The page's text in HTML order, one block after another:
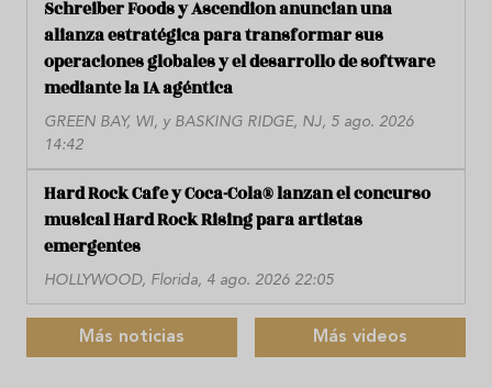
Schreiber Foods y Ascendion anuncian una
alianza estratégica para transformar sus
operaciones globales y el desarrollo de software
mediante la IA agéntica
GREEN BAY, WI, y BASKING RIDGE, NJ, 5 ago. 2026
14:42
Hard Rock Cafe y Coca-Cola® lanzan el concurso
musical Hard Rock Rising para artistas
emergentes
HOLLYWOOD, Florida, 4 ago. 2026 22:05
Más noticias Más videos